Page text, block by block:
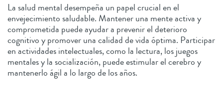
La salud mental desempeña un papel crucial en el
envejecimiento saludable. Mantener una mente activa y
comprometida puede ayudar a prevenir el deterioro
cognitivo y promover una calidad de vida óptima. Participar
en actividades intelectuales, como la lectura, los juegos
mentales y la socialización, puede estimular el cerebro y
mantenerlo ágil a lo largo de los años.